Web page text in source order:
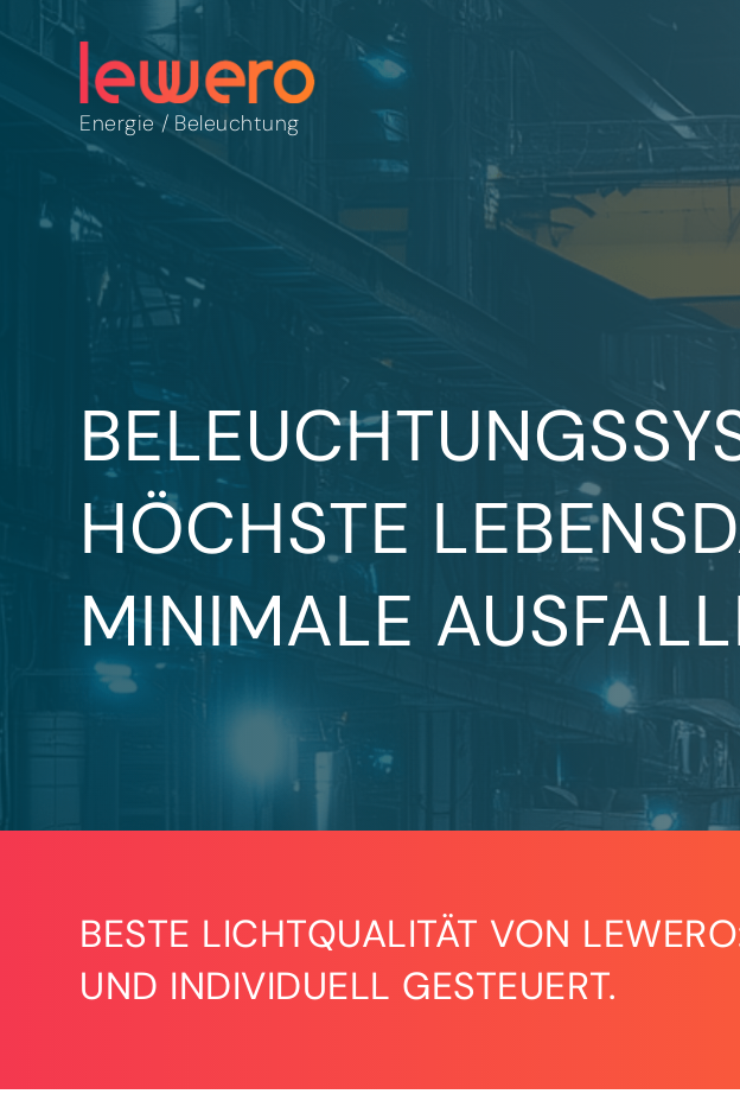
Energie / Beleuchtung
HÖCHSTE
MINIMALE
BESTE LICHTQUALITÄT VON
UND INDIVIDUELL GESTEUERT.